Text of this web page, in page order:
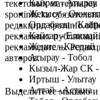
Кайрат - Атырау
Жетысу -
Ордабасы -
Кайсар - Елимай
Женис - Каспий
Атырау - Тобол
Кызыл-Жар СК -
Иртыш - Улытау
Алтай - Астана
текстовых
sportinfo.kz
редакции:
рекламных
рекламодатель.
авторов.
Заметили ошибку в
Выделите ее мышью и